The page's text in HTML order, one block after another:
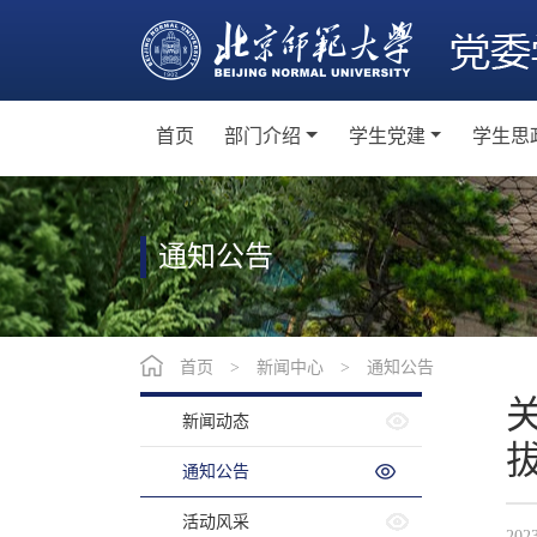
首页 部门介绍
机构设置
党群工作
学生党建
学生党员教育培训
学生党支部建设
学生党建活动
学生党建工作制度
学生思
教
卓
通知公告
首页 > 新闻中心 > 通知公告
新闻动态
通知公告
活动风采